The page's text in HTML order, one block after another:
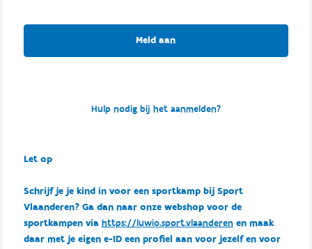
Meld aan
Hulp nodig bij het aanmelden?
Let op
Schrijf je je kind in voor een sportkamp bij Sport
Vlaanderen? Ga dan naar onze webshop voor de
sportkampen via https://luwio.sport.vlaanderenen maak
daar met je eigen e-ID een profiel aan voor jezelf en voor